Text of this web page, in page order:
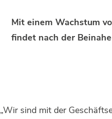
Mit einem Wachstum
findet nach der
„Wir sind mit der